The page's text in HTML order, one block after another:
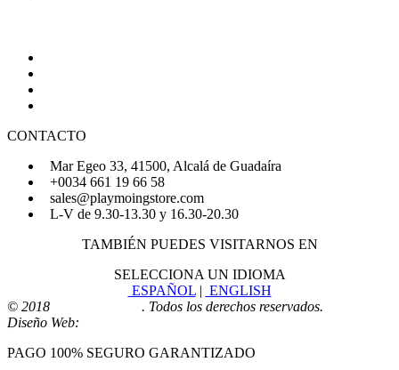
CONTACTO
Mar Egeo 33, 41500, Alcalá de Guadaíra
+0034 661 19 66 58
sales@playmoingstore.com
L-V de 9.30-13.30 y 16.30-20.30
TAMBIÉN PUEDES VISITARNOS EN
SELECCIONA UN IDIOMA
ESPAÑOL| ENGLISH
© 2018
. Todos los derechos reservados.
Diseño Web:
PAGO 100% SEGURO GARANTIZADO